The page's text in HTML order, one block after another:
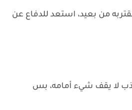
من بعيد، استعد للدفاع عن
لا يقف شيء أمامه، بس